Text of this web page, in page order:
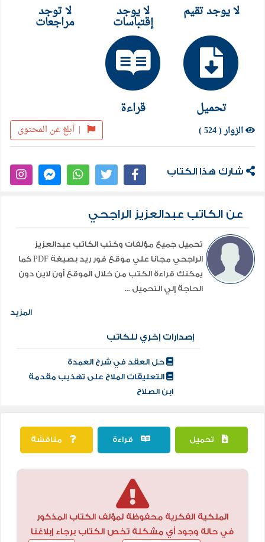
لا يوجد تقيم لا يوجد
إقتباسات
لا توجد
مراجعات
تحميل قراءة
| أبلغ عن المحتوى الزوار ( 524 )
شارك هذا الكتاب
عن الكاتب عبدالعزيز الراجحي
تحميل جميع مؤلفات وكتب الكاتب عبدالعزيز
الراجحي مجانا علي موقع فور ريد بصيغة PDF كما
يمكنك قراءة الكتب من خلال الموقع أون لاين دون
الحاجة إلي التحميل ...
المزيد
إصدارات إخري للكاتب
حل العقد في شرح العمدة
التعليقات الملاح على تهذيب مقدمة
ابن الصلاح
تحميل قراءة مناقشة
الملكية الفكرية محفوظة لمؤلف الكتاب المذكور
في حالة وجود أي مشكلة تخص الكتاب برجاء إبلاغنا